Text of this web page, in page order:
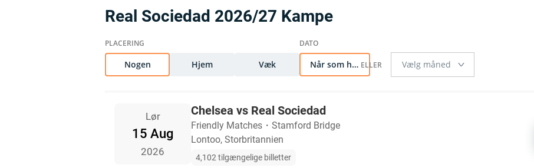
Real Sociedad 2026/27 Kampe
Nogen Hjem Væk Når som helst
Lør
15 Aug
2026
Chelsea vs Real Sociedad
Friendly Matches ・ Stamford Bridge
Lontoo, Storbritannien
4,102 tilgængelige billetter